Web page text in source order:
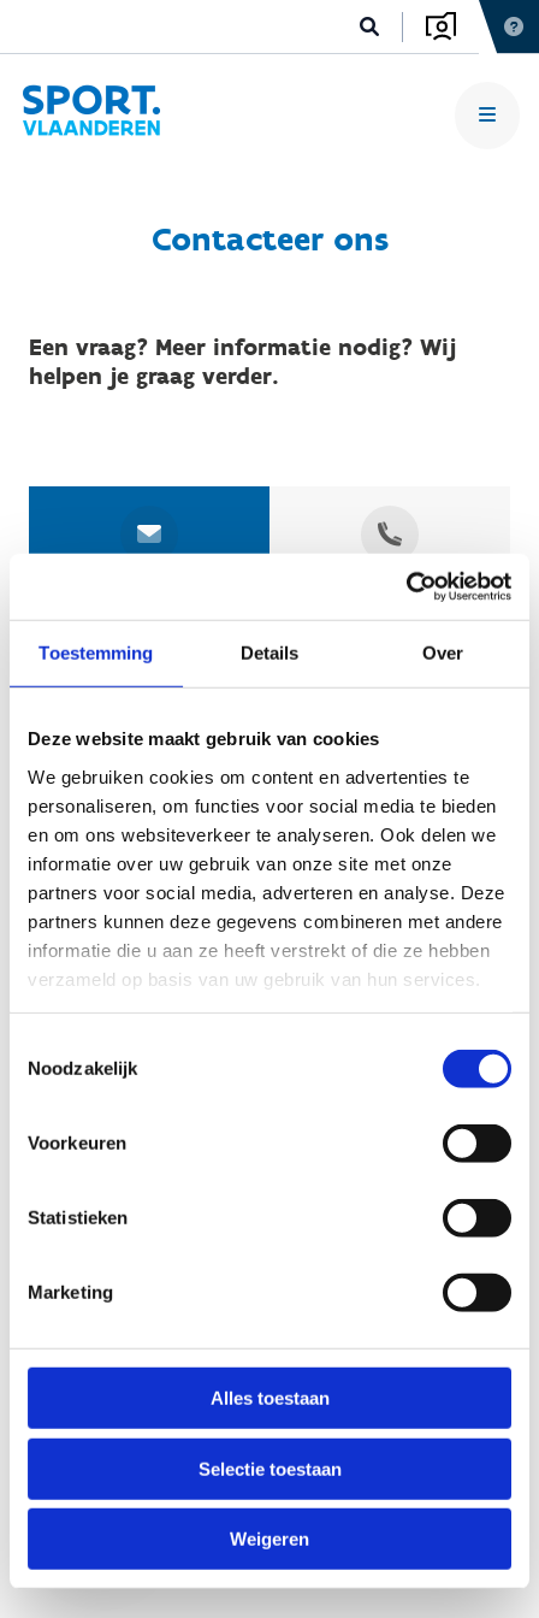
Toestemming Details Over
Deze website maakt gebruik van cookies
We gebruiken cookies om content en advertenties te
personaliseren, om functies voor social media te bieden
en om ons websiteverkeer te analyseren. Ook delen we
informatie over uw gebruik van onze site met onze
partners voor social media, adverteren en analyse. Deze
partners kunnen deze gegevens combineren met andere
informatie die u aan ze heeft verstrekt of die ze hebben
verzameld op basis van uw gebruik van hun services.
Noodzakelijk
Voorkeuren
Statistieken
Marketing
Alles toestaan
Selectie toestaan
Weigeren
Contacteer ons
Een vraag? Meer informatie nodig? Wij
helpen je graag verder.
Geef aan tot welk domein jouw vraag behoort
KIES EEN DOMEIN
Jouw vraag
Anti-Robot Verification
Click to start verification
Verzend